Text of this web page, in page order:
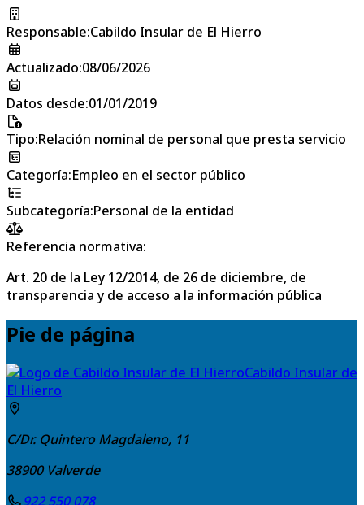
Responsable:Cabildo Insular de El Hierro
Actualizado:08/06/2026
Datos desde:01/01/2019
Tipo:Relación nominal de personal que presta servicio
Categoría:Empleo en el sector público
Subcategoría:Personal de la entidad
Referencia normativa:
Art. 20 de la Ley 12/2014, de 26 de diciembre, de
transparencia y de acceso a la información pública
Pie de página
Cabildo Insular de
El Hierro
C/Dr. Quintero Magdaleno, 11
38900 Valverde
922 550 078